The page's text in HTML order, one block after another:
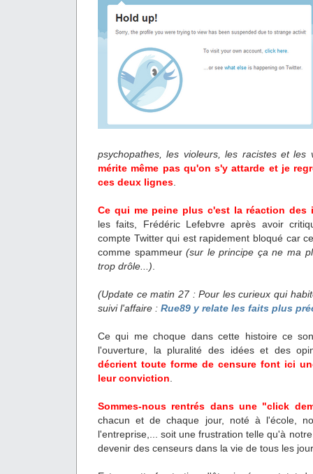
psychopathes, les violeurs, les racistes et
mérite même pas qu'on s'y attarde et je
ces deux lignes
Ce qui me peine plus c'est la réaction des
les faits, Frédéric Lefebvre après avoir
compte Twitter qui est rapidement bloqué car
comme spammeur(sur le principe ça ne ma
trop drôle...)
(Update ce matin 27 : Pour les curieux qui
suivi l'affaire : Rue89 y relate les faits plus
Ce qui me choque dans cette histoire ce
l'ouverture, la pluralité des idées et des
décrient toute forme de censure font ici
leur conviction
Sommes-nous rentrés dans une "click
chacun et de chaque jour, noté à l'école,
l'entreprise,... soit une frustration telle qu'à
devenir des censeurs dans la vie de tous les